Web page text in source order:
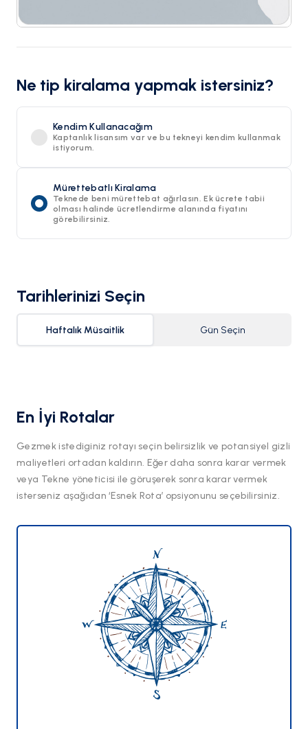
Ne tip kiralama yapmak istersiniz?
Kendim Kullanacağım
Kaptanlık lisansım var ve bu tekneyi kendim kullanmak
istiyorum.
Mürettebatlı Kiralama
Teknede beni mürettebat ağırlasın. Ek ücrete tabii
olması halinde ücretlendirme alanında fiyatını
görebilirsiniz.
Tarihlerinizi Seçin
Haftalık Müsaitlik Gün Seçin
En İyi Rotalar
Gezmek istediginiz rotayı seçin belirsizlik ve potansiyel gizli
maliyetleri ortadan kaldırın. Eğer daha sonra karar vermek
veya Tekne yöneticisi ile göruşerek sonra karar vermek
isterseniz aşağıdan ‘Esnek Rota’ opsiyonunu seçebilirsiniz.